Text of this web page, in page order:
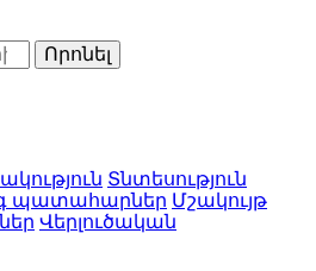
Տնտեսություն
պատահարներ Մշակույթ
Վերլուծական